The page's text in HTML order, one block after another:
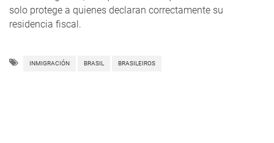
solo protege a quienes declaran correctamente su
residencia fiscal.
INMIGRACIÓN BRASIL BRASILEIROS